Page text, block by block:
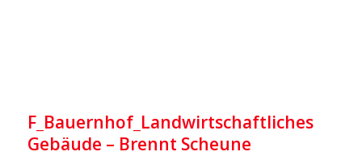
F_Bauernhof_Landwirtschaftliches
Gebäude – Brennt Scheune